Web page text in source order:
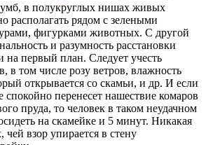
в полукруглых нишах живых
располагать рядом с зелеными
фигурками животных. С другой
и разумность расстановки
на первый план. Следует учесть
в том числе розу ветров, влажность
открывается со скамьи, и др. И если
спокойно перенесет нашествие комаров
пруда, то человек в таком неудачном
на скамейке и 5 минут. Никакая
чей взор упирается в стену